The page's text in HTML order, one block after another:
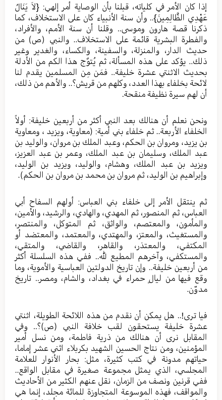
إذا كان الأمر في كلياته، قبلنا بأن الوصاية أمر إلهي: {لاَ يَنَالُ
عَهْدِي الظَّالِمِينَ}.. وأن سنة الأنبياء كان على الاستخلاف، كما
ذكرنا قصة هارون وموسى.. وقلنا أن سنة الأمم، والأفراد،
والفطرة البشرية قائمة على الاستخلاف.. والنبي (ص) من
حديث الدار، والمنزلة، والسفينة، والكساء، والغدير وغير
ذلك.. يؤكد على هذه المسألة، ثم يُتوٌج هذا الكم من الأدلة
بحديث الاثنتي عشرة خليفة.. فمَن مِن المسلمين يقدم لنا
لائحة بخلفاء بهذا العدد، وكلهم من قريش؟.. والأهم من ذلك،
أن لهم سيرة نظيفة منقحة.
ونحن نعلم أن هنالك بعد النبي أكثر من أربعين خليفة: أولاً
الخلفاء الأربعة.. ثم خلفاء بني أمية: (معاوية، ويزيد ، ومعاوية
بن يزيد، ومروان بن الحكم، وعبد الملك بن مروان، والوليد بن
عبد الملك، وسليمان بن عبد الملك، وعمر بن عبد العزيز،
ويزيد بن عبد الملك، وهشام، والوليد، ويزيد بن الوليد،
وإبراهيم بن الوليد، ثم مروان بن محمد بن مروان بن الحكم).
ثم ينتقل الأمر إلى خلفاء بني العباس: أولهم السفاح أبي
العباس، ثم المنصور، ثم المهدي، والهادي، والرشيد، والأمين،
والمأمون، والمعتصم، والواثق، ثم المتوكل، والمنتصر،
والمستغيث، والمعتز، والمهتدي، والمعتمد، والمعتضد أو
المكتفي، والمعتذر، والقاهر، والقاضي، والمتقي،
والمستكفي، وآخرهم المطيع لله.. ففي هذه السلسلة أكثر
من أربعين خليفة.. وإن تاريخ الدولتين العباسية والأموية، وما
وقع فيها من ليالٍ حمراء في بغداد، والشام، ومصر.. تاريخ
مدوّن.
فيا ترى!.. هل يمكن أن نقدم من هذه اللائحة الطويلة، اثنتي
عشرة خليفة يستحقون لقب خلافة النبي (ص)؟.. وفي
المقابل نرى أن هنالك من ذرية فاطمة، ومن نسل أمير
المؤمنين، ومن نتاج الحسين الشهيد بكربلاء اثني عشر إماما،
حياتهم مدونة في كتب كثيرة، مثل: بحار الأنوار للعلامة
المجلسي، الذي يمثل مجموعة صغيرة في مقابل الواقع..
ففي قرنين ونصف من الزمان، نقل عنهم الكثير من الأحاديث
والمواقف، فهذه الموسوعة المتجاوزة للمائة مجلد، إنما هي